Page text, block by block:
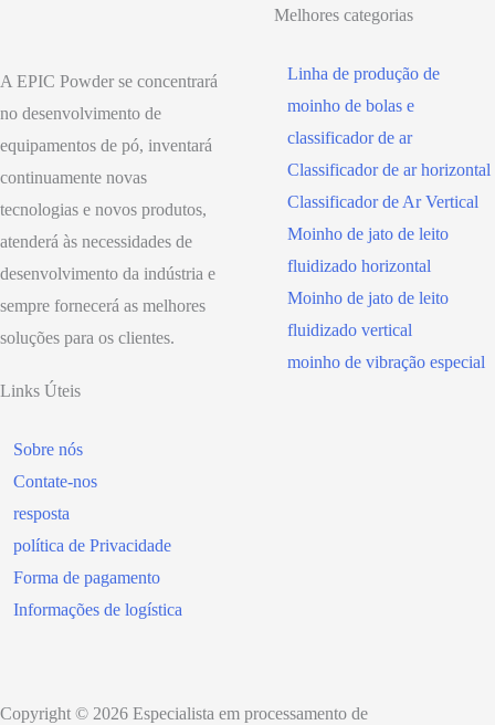
A EPIC Powder se concentrará
no desenvolvimento de
equipamentos de pó, inventará
continuamente novas
tecnologias e novos produtos,
atenderá às necessidades de
desenvolvimento da indústria e
sempre fornecerá as melhores
soluções para os clientes.
Melhores categorias
Linha de produção de
moinho de bolas e
classificador de ar
Classificador de ar horizontal
Classificador de Ar Vertical
Moinho de jato de leito
fluidizado horizontal
Moinho de jato de leito
fluidizado vertical
moinho de vibração especial
Links Úteis
Sobre nós
Contate-nos
resposta
política de Privacidade
Forma de pagamento
Informações de logística
Copyright © 2026 Especialista em processamento de